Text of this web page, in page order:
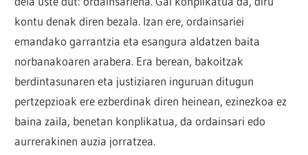
kontu denak diren bezala. Izan ere, ordainsariei
emandako garrantzia eta esangura aldatzen baita
norbanakoaren arabera. Era berean, bakoitzak
berdintasunaren eta justiziaren inguruan ditugun
pertzepzioak ere ezberdinak diren heinean, ezinezkoa ez
baina zaila, benetan konplikatua, da ordainsari edo
aurrerakinen auzia jorratzea.